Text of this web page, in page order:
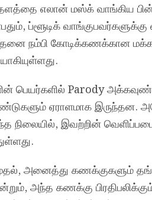
எலான் மஸ்க் வாங்கிய
ப்ளூடிக் வாங்குபவர்களுக்கு
நம்பி கோடிக்கணக்கான
பெயர்களில் Parody
ஏராளமாக இருந்தன.
நிலையில், இவற்றின்
அனைத்து கணக்குகளும்
அந்த கணக்கு